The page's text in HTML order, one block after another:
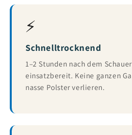
⚡
Schnelltrocknend
1–2 Stunden nach dem
einsatzbereit. Keine ganzen
nasse Polster verlieren.